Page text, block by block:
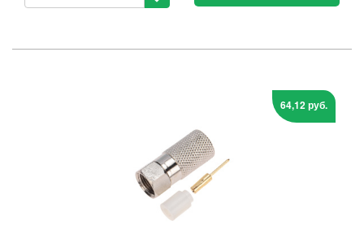
64,12 руб.